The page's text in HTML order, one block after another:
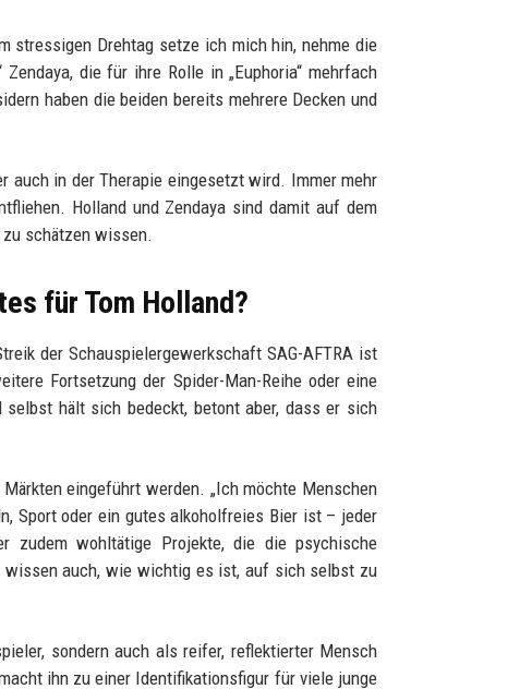
stressigen Drehtag setze ich mich hin, nehme die
die für ihre Rolle in „Euphoria“ mehrfach
haben die beiden bereits mehrere Decken und
auch in der Therapie eingesetzt wird. Immer mehr
Holland und Zendaya sind damit auf dem
schätzen wissen.
für Tom Holland?
der Schauspielergewerkschaft SAG-AFTRA ist
Fortsetzung der Spider-Man-Reihe oder eine
selbst hält sich bedeckt, betont aber, dass er sich
eingeführt werden. „Ich möchte Menschen
Sport oder ein gutes alkoholfreies Bier ist – jeder
zudem wohltätige Projekte, die die psychische
wissen auch, wie wichtig es ist, auf sich selbst zu
sondern auch als reifer, reflektierter Mensch
ihn zu einer Identifikationsfigur für viele junge